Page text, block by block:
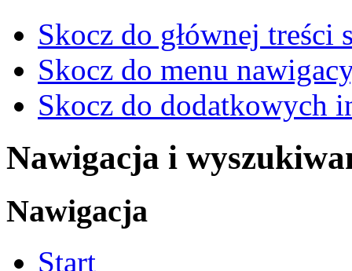
Skocz do głównej treści
Skocz do menu
Skocz do dodatkowych
Nawigacja i
Nawigacja
Start